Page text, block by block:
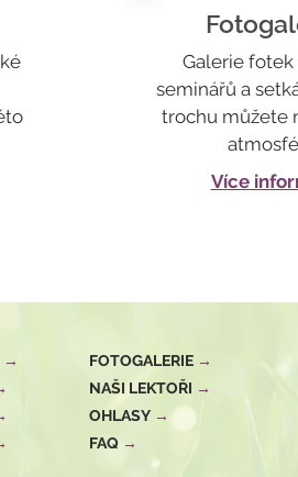
Galerie fotek
seminářů a
trochu můžete
Více
→
FOTOGALERIE →
NAŠI LEKTOŘI →
OHLASY →
FAQ →